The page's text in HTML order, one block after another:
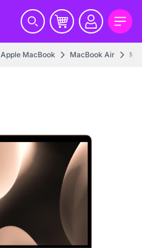
Apple MacBook MacBook Air